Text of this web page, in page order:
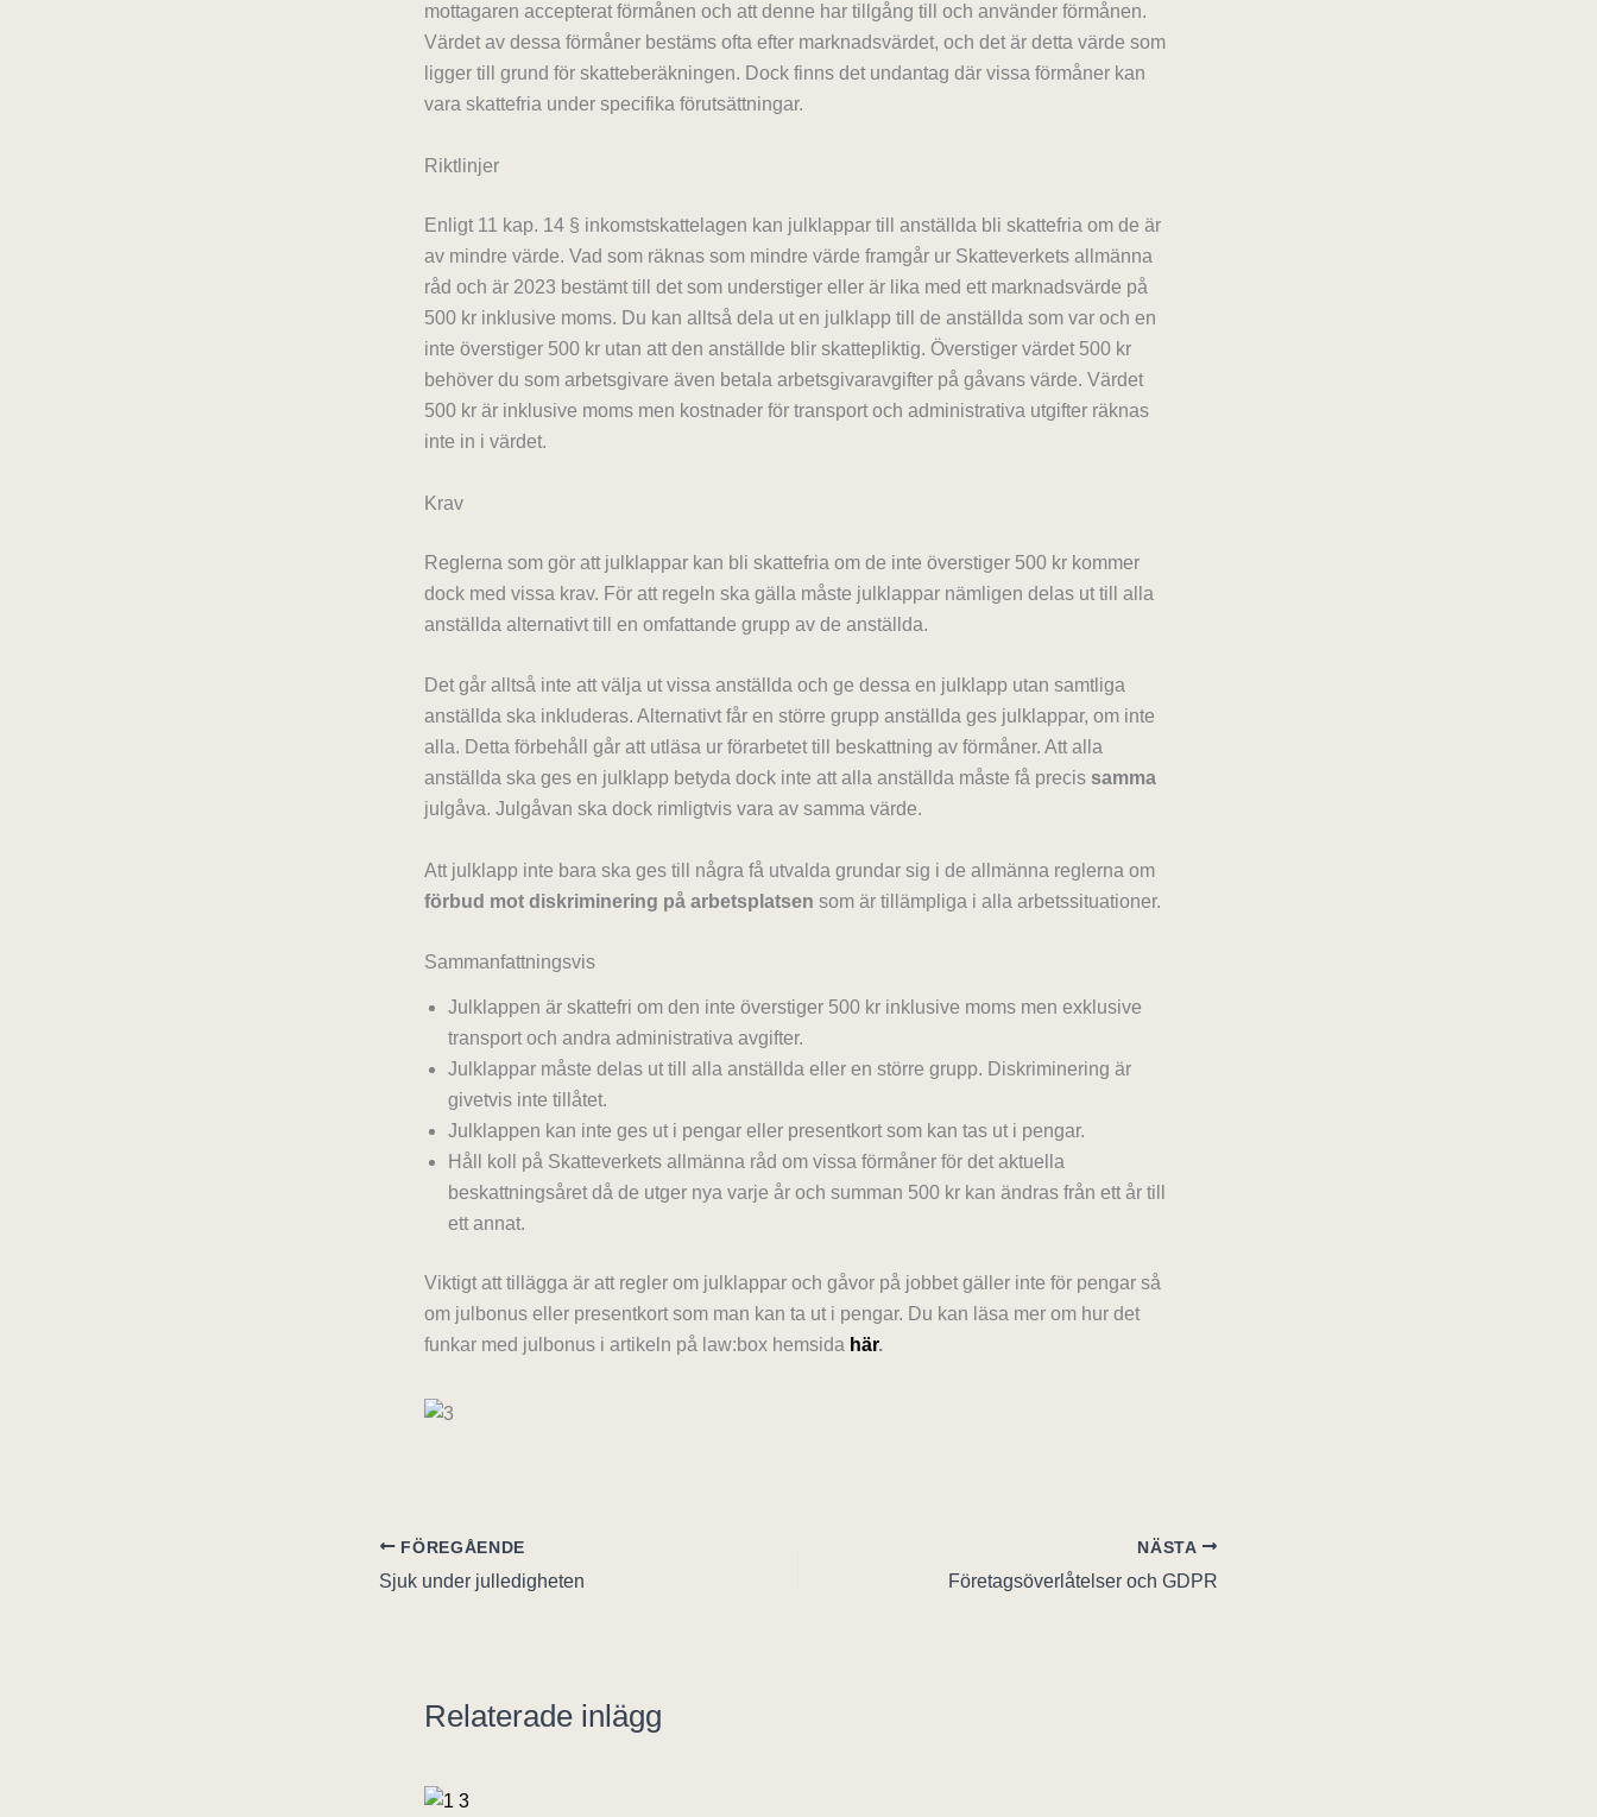
mottagaren accepterat förmånen och att denne har tillgång till och använder förmånen.
Värdet av dessa förmåner bestäms ofta efter marknadsvärdet, och det är detta värde som
ligger till grund för skatteberäkningen. Dock finns det undantag där vissa förmåner kan
vara skattefria under specifika förutsättningar.
Riktlinjer
Enligt 11 kap. 14 § inkomstskattelagen kan julklappar till anställda bli skattefria om de är
av mindre värde. Vad som räknas som mindre värde framgår ur Skatteverkets allmänna
råd och är 2023 bestämt till det som understiger eller är lika med ett marknadsvärde på
500 kr inklusive moms. Du kan alltså dela ut en julklapp till de anställda som var och en
inte överstiger 500 kr utan att den anställde blir skattepliktig. Överstiger värdet 500 kr
behöver du som arbetsgivare även betala arbetsgivaravgifter på gåvans värde. Värdet
500 kr är inklusive moms men kostnader för transport och administrativa utgifter räknas
inte in i värdet.
Krav
Reglerna som gör att julklappar kan bli skattefria om de inte överstiger 500 kr kommer
dock med vissa krav. För att regeln ska gälla måste julklappar nämligen delas ut till alla
anställda alternativt till en omfattande grupp av de anställda.
Det går alltså inte att välja ut vissa anställda och ge dessa en julklapp utan samtliga
anställda ska inkluderas. Alternativt får en större grupp anställda ges julklappar, om inte
alla. Detta förbehåll går att utläsa ur förarbetet till beskattning av förmåner. Att alla
anställda ska ges en julklapp betyda dock inte att alla anställda måste få precis samma
julgåva. Julgåvan ska dock rimligtvis vara av samma värde.
Att julklapp inte bara ska ges till några få utvalda grundar sig i de allmänna reglerna om
förbud mot diskriminering på arbetsplatsen som är tillämpliga i alla arbetssituationer.
Sammanfattningsvis
Julklappen är skattefri om den inte överstiger 500 kr inklusive moms men exklusive
transport och andra administrativa avgifter.
Julklappar måste delas ut till alla anställda eller en större grupp. Diskriminering är
givetvis inte tillåtet.
Julklappen kan inte ges ut i pengar eller presentkort som kan tas ut i pengar.
Håll koll på Skatteverkets allmänna råd om vissa förmåner för det aktuella
beskattningsåret då de utger nya varje år och summan 500 kr kan ändras från ett år till
ett annat.
Viktigt att tillägga är att regler om julklappar och gåvor på jobbet gäller inte för pengar så
om julbonus eller presentkort som man kan ta ut i pengar. Du kan läsa mer om hur det
funkar med julbonus i artikeln på law:box hemsida här.
FÖREGÅENDE
Sjuk under julledigheten
NÄSTA
Företagsöverlåtelser och GDPR
Relaterade inlägg